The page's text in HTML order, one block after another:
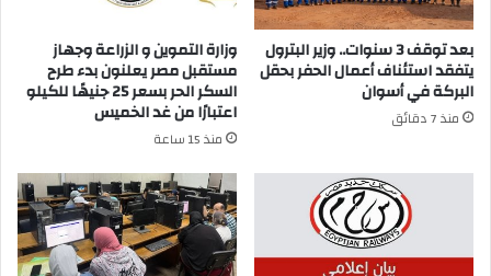
بعد توقف 3 سنوات.. وزير البترول
يتفقد استئناف أعمال الحفر بحقل
البركة في أسوان
منذ 7 دقائق
وزارة التموين و الزراعة وجهاز
مستقبل مصر يعلنون بدء طرح
السكر الحر بسعر 25 جنيهًا للكيلو
اعتبارًا من غد الخميس
منذ 15 ساعة